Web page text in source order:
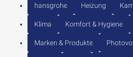
hansgrohe Heizung
Klima Komfort & Hygiene
Marken & Produkte